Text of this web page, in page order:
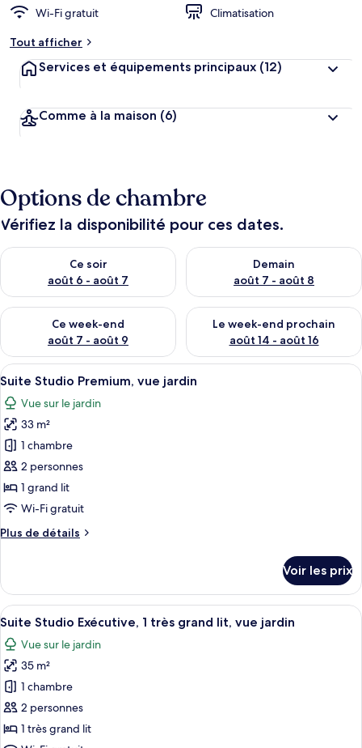
Wi-Fi gratuit
Climatisation
Tout afficher
Services et équipements principaux (12)
Comme à la maison (6)
Options de chambre
Vérifiez la disponibilité pour ces dates.
Ce soir
août 6 - août 7
Vérifier la disponibilité pour ce soir août 6 - août 7
Demain
août 7 - août 8
Vérifier la disponibilité pour
Ce week-end
août 7 - août 9
Vérifier la disponibilité pour ce week-end août 7 - août 9
Le week-end prochain
août 14 - août 16
Vérifier la disponibilité pour
Afficher
toutes
les
photos
pour
ce
type
de
chambre :
Suite
vue
jardin
Suite Studio Premium, vue jardin |
6
Suite Studio Premium, vue jardin
Vue sur le jardin
33 m²
1 chambre
2 personnes
1 grand lit
Wi-Fi gratuit
Plus de détails
Plus
le
type
de
chambre
Suite
Studio
Premium,
vue
jardin
Voir les prix
Afficher
toutes
les
photos
pour
ce
type
de
Suite Studio Exécutive, 1 très grand
7
Suite Studio Exécutive, 1 très grand lit, vue jardin
Vue sur le jardin
35 m²
1 chambre
2 personnes
1 très grand lit